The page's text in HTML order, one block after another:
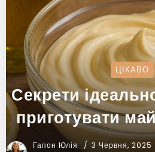
ЦІКАВО
Секрети
приготувати
Гапон Юлія 3 Червня, 2025